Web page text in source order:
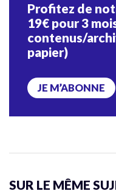
Profitez de
19€ pour 3
contenus/
papier)
JE M’ABONNE
SUR LE MÊME